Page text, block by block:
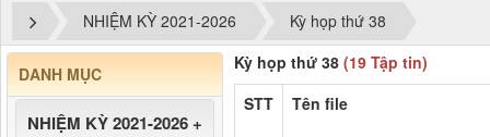
NHIỆM KỲ 2021-2026
Kỳ họp thứ 38
Kỳ họp thứ 38(19 Tập tin)
STT
Tên file
DANH MỤC
NHIỆM KỲ 2021-2026 +